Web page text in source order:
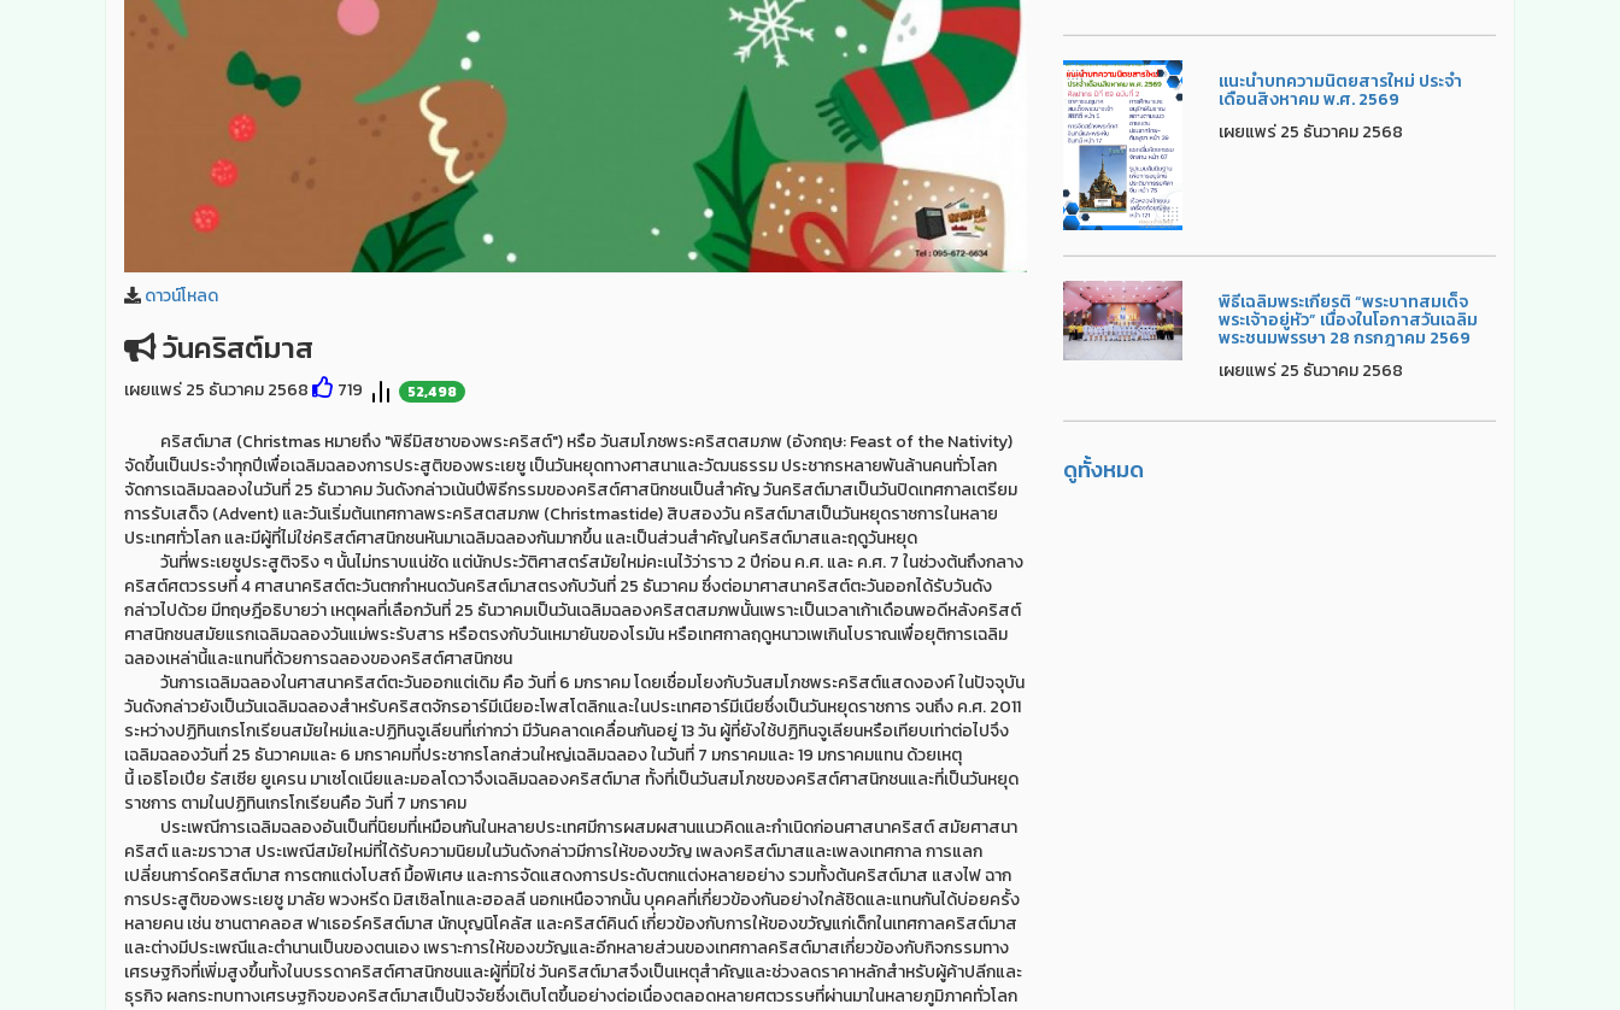
ดาวน์โหลด
วันคริสต์มาส
เผยแพร่ 25 ธันวาคม 2568 719 52,498
คริสต์มาส (Christmas หมายถึง "พิธีมิสซาของพระคริสต์") หรือ วันสมโภชพระคริสตสมภพ (อังกฤษ: Feast of the Nativity)
จัดขึ้นเป็นประจำทุกปีเพื่อเฉลิมฉลองการประสูติของพระเยซู เป็นวันหยุดทางศาสนาและวัฒนธรรม ประชากรหลายพันล้านคนทั่วโลก
จัดการเฉลิมฉลองในวันที่ 25 ธันวาคม วันดังกล่าวเน้นปีพิธีกรรมของคริสต์ศาสนิกชนเป็นสำคัญ วันคริสต์มาสเป็นวันปิดเทศกาลเตรียม
การรับเสด็จ (Advent) และวันเริ่มต้นเทศกาลพระคริสตสมภพ (Christmastide) สิบสองวัน คริสต์มาสเป็นวันหยุดราชการในหลาย
ประเทศทั่วโลก และมีผู้ที่ไม่ใช่คริสต์ศาสนิกชนหันมาเฉลิมฉลองกันมากขึ้น และเป็นส่วนสำคัญในคริสต์มาสและฤดูวันหยุด
วันที่พระเยซูประสูติจริง ๆ นั้นไม่ทราบแน่ชัด แต่นักประวัติศาสตร์สมัยใหม่คะเนไว้ว่าราว 2 ปีก่อน ค.ศ. และ ค.ศ. 7 ในช่วงต้นถึงกลาง
คริสต์ศตวรรษที่ 4 ศาสนาคริสต์ตะวันตกกำหนดวันคริสต์มาสตรงกับวันที่ 25 ธันวาคม ซึ่งต่อมาศาสนาคริสต์ตะวันออกได้รับวันดัง
กล่าวไปด้วย มีทฤษฎีอธิบายว่า เหตุผลที่เลือกวันที่ 25 ธันวาคมเป็นวันเฉลิมฉลองคริสตสมภพนั้นเพราะเป็นเวลาเก้าเดือนพอดีหลังคริสต์
ศาสนิกชนสมัยแรกเฉลิมฉลองวันแม่พระรับสาร หรือตรงกับวันเหมายันของโรมัน หรือเทศกาลฤดูหนาวเพเกินโบราณเพื่อยุติการเฉลิม
ฉลองเหล่านี้และแทนที่ด้วยการฉลองของคริสต์ศาสนิกชน
วันการเฉลิมฉลองในศาสนาคริสต์ตะวันออกแต่เดิม คือ วันที่ 6 มกราคม โดยเชื่อมโยงกับวันสมโภชพระคริสต์แสดงองค์ ในปัจจุบัน
วันดังกล่าวยังเป็นวันเฉลิมฉลองสำหรับคริสตจักรอาร์มีเนียอะโพสโตลิกและในประเทศอาร์มีเนียซึ่งเป็นวันหยุดราชการ จนถึง ค.ศ. 2011
ระหว่างปฏิทินเกรโกเรียนสมัยใหม่และปฏิทินจูเลียนที่เก่ากว่า มีวันคลาดเคลื่อนกันอยู่ 13 วัน ผู้ที่ยังใช้ปฏิทินจูเลียนหรือเทียบเท่าต่อไปจึง
เฉลิมฉลองวันที่ 25 ธันวาคมและ 6 มกราคมที่ประชากรโลกส่วนใหญ่เฉลิมฉลอง ในวันที่ 7 มกราคมและ 19 มกราคมแทน ด้วยเหตุ
นี้ เอธิโอเปีย รัสเซีย ยูเครน มาเซโดเนียและมอลโดวาจึงเฉลิมฉลองคริสต์มาส ทั้งที่เป็นวันสมโภชของคริสต์ศาสนิกชนและที่เป็นวันหยุด
ราชการ ตามในปฏิทินเกรโกเรียนคือ วันที่ 7 มกราคม
ประเพณีการเฉลิมฉลองอันเป็นที่นิยมที่เหมือนกันในหลายประเทศมีการผสมผสานแนวคิดและกำเนิดก่อนศาสนาคริสต์ สมัยศาสนา
คริสต์ และฆราวาส ประเพณีสมัยใหม่ที่ได้รับความนิยมในวันดังกล่าวมีการให้ของขวัญ เพลงคริสต์มาสและเพลงเทศกาล การแลก
เปลี่ยนการ์ดคริสต์มาส การตกแต่งโบสถ์ มื้อพิเศษ และการจัดแสดงการประดับตกแต่งหลายอย่าง รวมทั้งต้นคริสต์มาส แสงไฟ ฉาก
การประสูติของพระเยซู มาลัย พวงหรีด มิสเซิลโทและฮอลลี นอกเหนือจากนั้น บุคคลที่เกี่ยวข้องกันอย่างใกล้ชิดและแทนกันได้บ่อยครั้ง
หลายคน เช่น ซานตาคลอส ฟาเธอร์คริสต์มาส นักบุญนิโคลัส และคริสต์คินด์ เกี่ยวข้องกับการให้ของขวัญแก่เด็กในเทศกาลคริสต์มาส
และต่างมีประเพณีและตำนานเป็นของตนเอง เพราะการให้ของขวัญและอีกหลายส่วนของเทศกาลคริสต์มาสเกี่ยวข้องกับกิจกรรมทาง
เศรษฐกิจที่เพิ่มสูงขึ้นทั้งในบรรดาคริสต์ศาสนิกชนและผู้ที่มิใช่ วันคริสต์มาสจึงเป็นเหตุสำคัญและช่วงลดราคาหลักสำหรับผู้ค้าปลีกและ
ธุรกิจ ผลกระทบทางเศรษฐกิจของคริสต์มาสเป็นปัจจัยซึ่งเติบโตขึ้นอย่างต่อเนื่องตลอดหลายศตวรรษที่ผ่านมาในหลายภูมิภาคทั่วโลก
แนะนำบทความนิตยสารใหม่ ประจำ
เดือนสิงหาคม พ.ศ. 2569
เผยแพร่ 25 ธันวาคม 2568
พิธีเฉลิมพระเกียรติ “พระบาทสมเด็จ
พระเจ้าอยู่หัว” เนื่องในโอกาสวันเฉลิม
พระชนมพรรษา 28 กรกฎาคม 2569
เผยแพร่ 25 ธันวาคม 2568
ดูทั้งหมด